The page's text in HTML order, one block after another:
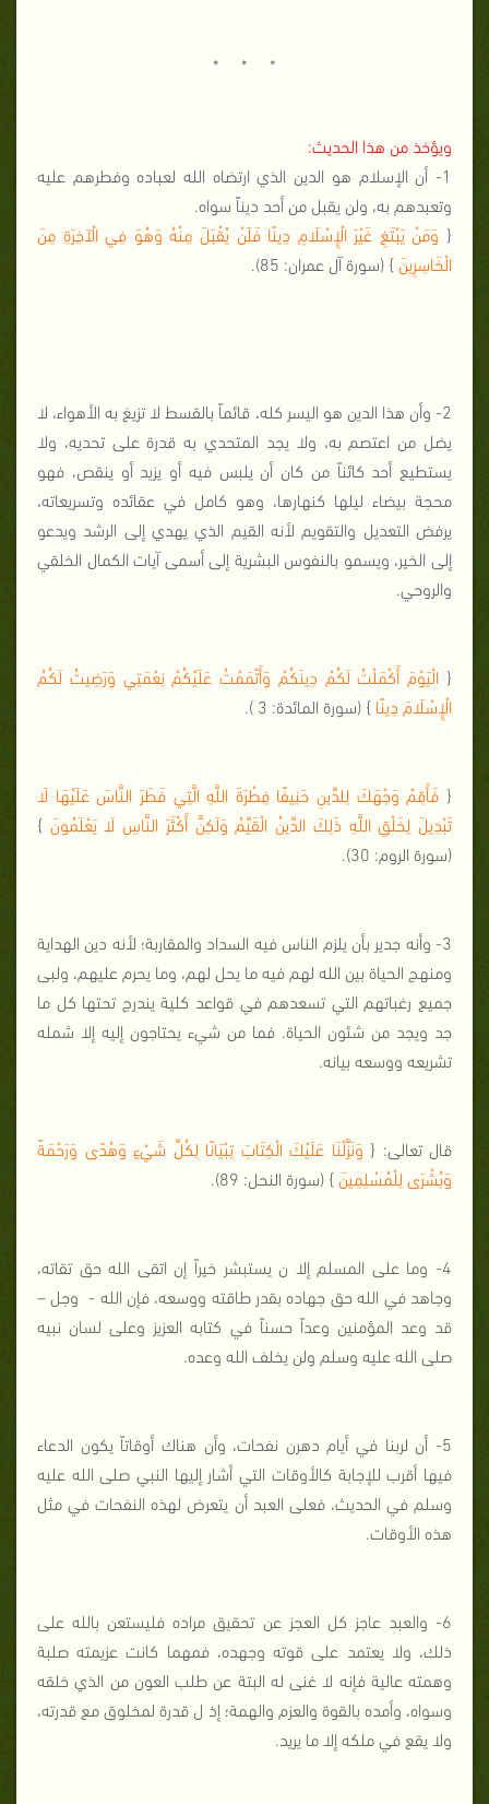
* * *
ويؤخذ من هذا الحديث:
1- أن الإسلام هو الدين الذي ارتضاه الله لعباده وفطرهم عليه
وتعبدهم به، ولن يقبل من أحد ديناً سواه.
{ وَمَنْ يَبْتَغِ غَيْرَ الْإِسْلَامِ دِينًا فَلَنْ يُقْبَلَ مِنْهُ وَهُوَ فِي الْآخِرَةِ مِنَ
الْخَاسِرِينَ} (سورة آل عمران: 85).
2- وأن هذا الدين هو اليسر كله، قائماً بالقسط لا تزيغ به الأهواء، لا
يضل من اعتصم به، ولا يجد المتحدي به قدرة على تحديه، ولا
يستطيع أحد كائناً من كان أن يلبس فيه أو يزيد أو ينقص، فهو
محجة بيضاء ليلها كنهارها، وهو كامل في عقائده وتسريعاته،
يرفض التعديل والتقويم لأنه القيم الذي يهدي إلى الرشد ويدعو
إلى الخير، ويسمو بالنفوس البشرية إلى أسمى آيات الكمال الخلقي
والروحي.
{ الْيَوْمَ أَكْمَلْتُ لَكُمْ دِينَكُمْ وَأَتْمَمْتُ عَلَيْكُمْ نِعْمَتِي وَرَضِيتُ لَكُمُ
الْإِسْلَامَ دِينًا } (سورة المائدة: 3 ).
{ فَأَقِمْ وَجْهَكَ لِلدِّينِ حَنِيفًا فِطْرَةَ اللَّهِ الَّتِي فَطَرَ النَّاسَ عَلَيْهَا لَا
تَبْدِيلَ لِخَلْقِ اللَّهِ ذَلِكَ الدِّينُ الْقَيِّمُ وَلَكِنَّ أَكْثَرَ النَّاسِ لَا يَعْلَمُونَ }
(سورة الروم: 30).
3- وأنه جدير بأن يلزم الناس فيه السداد والمقاربة؛ لأنه دين الهداية
ومنهج الحياة بين الله لهم فيه ما يحل لهم، وما يحرم عليهم، ولبى
جميع رغباتهم التي تسعدهم في قواعد كلية يندرج تحتها كل ما
جد ويجد من شئون الحياة. فما من شيء يحتاجون إليه إلا شمله
تشريعه ووسعه بيانه.
قال تعالى: { وَنَزَّلْنَا عَلَيْكَ الْكِتَابَ تِبْيَانًا لِكُلِّ شَيْءٍ وَهُدًى وَرَحْمَةً
وَبُشْرَى لِلْمُسْلِمِينَ} (سورة النحل: 89).
4- وما على المسلم إلا ن يستبشر خيراً إن اتقى الله حق تقاته،
وجاهد في الله حق جهاده بقدر طاقته ووسعه، فإن الله - وجل –
قد وعد المؤمنين وعداً حسناً في كتابه العزيز وعلى لسان نبيه
صلى الله عليه وسلم ولن يخلف الله وعده.
5- أن لربنا في أيام دهرن نفحات، وأن هناك أوقاتاً يكون الدعاء
فيها أقرب للإجابة كالأوقات التي أشار إليها النبي صلى الله عليه
وسلم في الحديث، فعلى العبد أن يتعرض لهذه النفحات في مثل
هذه الأوقات.
6- والعبد عاجز كل العجز عن تحقيق مراده فليستعن بالله على
ذلك، ولا يعتمد على قوته وجهده، فمهما كانت عزيمته صلبة
وهمته عالية فإنه لا غنى له البتة عن طلب العون من الذي خلقه
وسواه، وأمده بالقوة والعزم والهمة؛ إذ ل قدرة لمخلوق مع قدرته،
ولا يقع في ملكه إلا ما يريد.